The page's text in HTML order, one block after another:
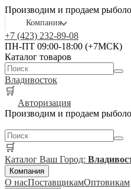
Производим и продаем
Компания
+7 (423) 232-89-08
ПН-ПТ 09:00-18:00 (+7МСК)
Каталог товаров
Владивосток
🛒
Авторизация
Производим и продаем
🛒
Каталог Ваш Город:
Компания
О насПоставщикамОптовикам